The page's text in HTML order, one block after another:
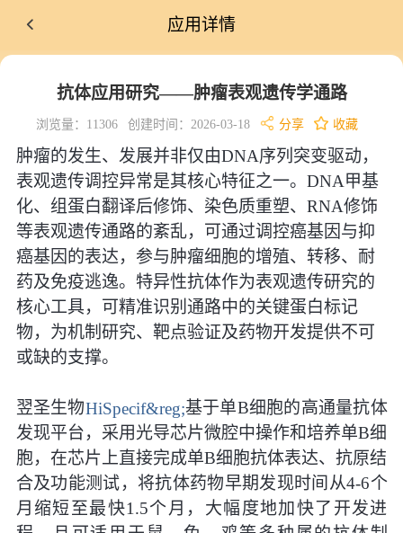
应用详情
抗体应用研究——肿瘤表观遗传学通路
浏览量：11306 创建时间：2026-03-18 分享 收藏
肿瘤的发生、发展并非仅由DNA序列突变驱动，
表观遗传调控异常是其核心特征之一。DNA甲基
化、组蛋白翻译后修饰、染色质重塑、RNA修饰
等表观遗传通路的紊乱，可通过调控癌基因与抑
癌基因的表达，参与肿瘤细胞的增殖、转移、耐
药及免疫逃逸。特异性抗体作为表观遗传研究的
核心工具，可精准识别通路中的关键蛋白标记
物，为机制研究、靶点验证及药物开发提供不可
或缺的支撑。
翌圣生物HiSpecif&reg;基于单B细胞的高通量抗体
发现平台，采用光导芯片微腔中操作和培养单B细
胞，在芯片上直接完成单B细胞抗体表达、抗原结
合及功能测试，将抗体药物早期发现时间从4-6个
月缩短至最快1.5个月，大幅度地加快了开发进